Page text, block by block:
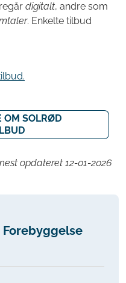
digitalt, andre som
. Enkelte tilbud
OM SOLRØD
opdateret 12-01-2026